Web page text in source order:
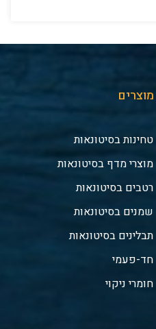
טחינות בסיטונאות
מוצרי מדף בסיטונאות
רטבים בסיטונאות
שמנים בסיטונאות
תבלינים בסיטונאות
חד-פעמי
חומרי ניקוי